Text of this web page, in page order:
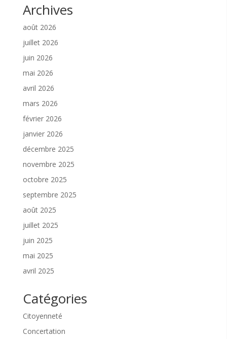
Archives
août 2026
juillet 2026
juin 2026
mai 2026
avril 2026
mars 2026
février 2026
janvier 2026
décembre 2025
novembre 2025
octobre 2025
septembre 2025
août 2025
juillet 2025
juin 2025
mai 2025
avril 2025
Catégories
Citoyenneté
Concertation